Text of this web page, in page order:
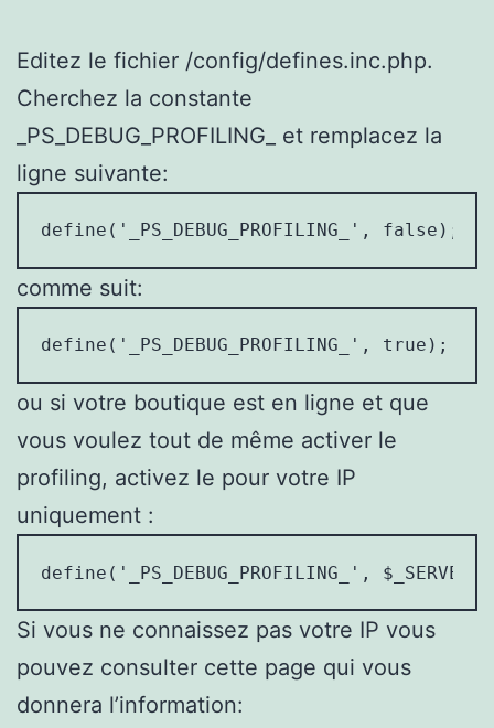
Editez le fichier /config/defines.inc.php.
Cherchez la constante
_PS_DEBUG_PROFILING_ et remplacez la
ligne suivante:
define('_PS_DEBUG_PROFILING_', false);
comme suit:
define('_PS_DEBUG_PROFILING_', true);
ou si votre boutique est en ligne et que
vous voulez tout de même activer le
profiling, activez le pour votre IP
uniquement :
define('_PS_DEBUG_PROFILING_',
Si vous ne connaissez pas votre IP vous
pouvez consulter cette page qui vous
donnera l’information: